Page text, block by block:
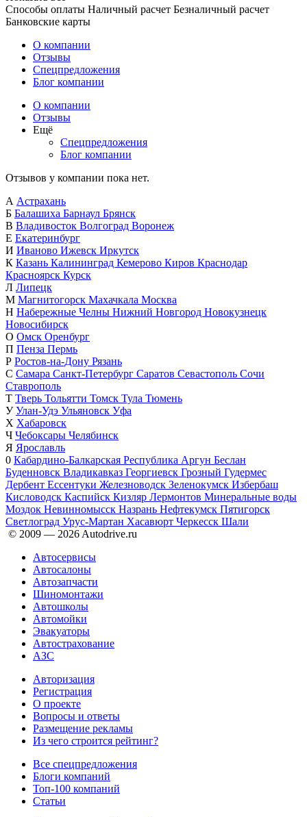
Способы оплаты Наличный расчет Безналичный расчет
Банковские карты
О компании
Отзывы
Спецпредложения
Блог компании
О компании
Отзывы
Ещё
Спецпредложения
Блог компании
Отзывов у компании пока нет.
А Астрахань
Б Балашиха Барнаул Брянск
В Владивосток Волгоград Воронеж
Е Екатеринбург
И Иваново Ижевск Иркутск
К Казань Калининград Кемерово Киров Краснодар
Красноярск Курск
Л Липецк
М Магнитогорск Махачкала Москва
Н Набережные Челны Нижний Новгород Новокузнецк
Новосибирск
О Омск Оренбург
П Пенза Пермь
Р Ростов-на-Дону Рязань
С Самара Санкт-Петербург Саратов Севастополь Сочи
Ставрополь
Т Тверь Тольятти Томск Тула Тюмень
У Улан-Удэ Ульяновск Уфа
Х Хабаровск
Ч Чебоксары Челябинск
Я Ярославль
0 Кабардино-Балкарская Республика Аргун Беслан
Буденновск Владикавказ Георгиевск Грозный Гудермес
Дербент Ессентуки Железноводск Зеленокумск Избербаш
Кисловодск Каспийск Кизляр Лермонтов Минеральные воды
Моздок Невинномысск Назрань Нефтекумск Пятигорск
Светлоград Урус-Мартан Хасавюрт Черкесск Шали
© 2009 — 2026 Autodrive.ru
Автосервисы
Автосалоны
Автозапчасти
Шиномонтажи
Автошколы
Автомойки
Эвакуаторы
Автострахование
АЗС
Авторизация
Регистрация
О проекте
Вопросы и ответы
Размещение рекламы
Из чего строится рейтинг?
Все спецпредложения
Блоги компаний
Топ-100 компаний
Статьи